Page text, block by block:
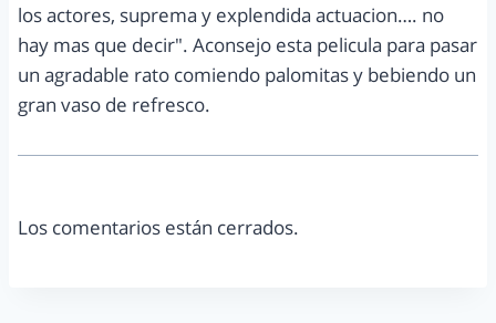
los actores, suprema y explendida actuacion…. no
hay mas que decir". Aconsejo esta pelicula para pasar
un agradable rato comiendo palomitas y bebiendo un
gran vaso de refresco.
Los comentarios están cerrados.